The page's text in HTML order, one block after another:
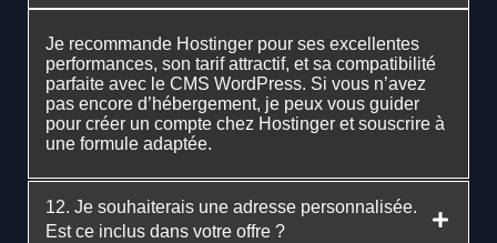
Je recommande Hostinger pour ses excellentes
performances, son tarif attractif, et sa compatibilité
parfaite avec le CMS WordPress. Si vous n’avez
pas encore d’hébergement, je peux vous guider
pour créer un compte chez Hostinger et souscrire à
une formule adaptée.
12. Je souhaiterais une adresse personnalisée.
Est ce inclus dans votre offre ?